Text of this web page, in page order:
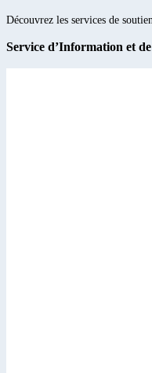
Découvrez les services de
Service d’Information et